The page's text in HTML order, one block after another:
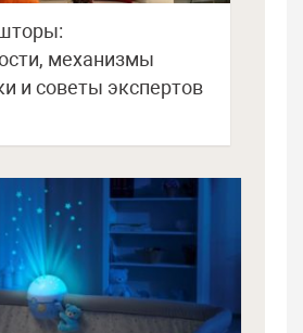
механизмы
и советы экспертов